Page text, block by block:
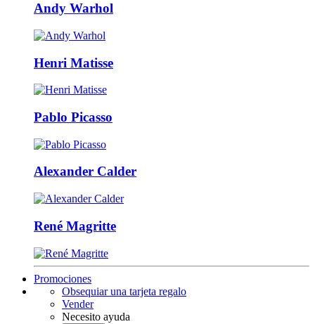
Andy Warhol
Henri Matisse
Pablo Picasso
Alexander Calder
René Magritte
Promociones
Obsequiar una tarjeta regalo
Vender
Necesito ayuda